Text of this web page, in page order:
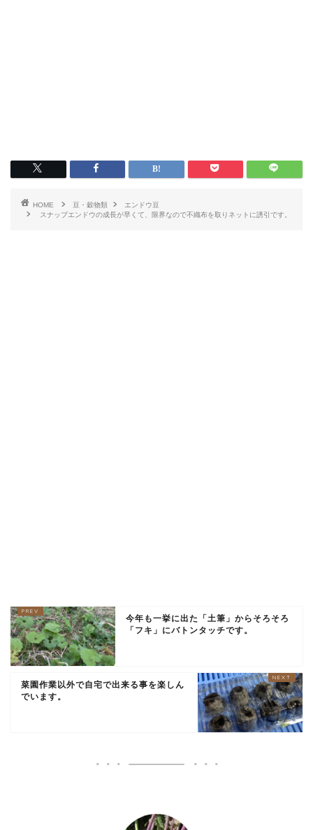
HOME 豆・穀物類
エンドウ豆
スナップエンドウの成長が早くて、限界なので不織布を取りネットに誘引です。
今年も一挙に出た「土筆」からそろそろ
「フキ」にバトンタッチです。
菜園作業以外で自宅で出来る事を楽しん
でいます。